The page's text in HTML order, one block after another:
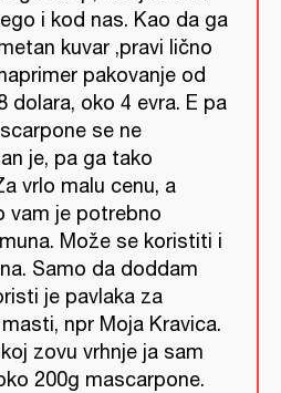
i kod nas. Kao da ga
kuvar ,pravi lično
pakovanje od
dolara, oko 4 evra. E pa
se ne
je, pa ga tako
vrlo malu cenu, a
vam je potrebno
Može se koristiti i
Samo da doddam
je pavlaka za
npr Moja Kravica.
zovu vrhnje ja sam
200g mascarpone.